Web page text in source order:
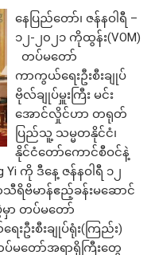
နေပြည်တော်၊ ဇန်နဝါရီ –
၁၂-၂၀၂၁ ကိုထွန်း(VOM)
တပ်မတော်
ကာကွယ်ရေးဦးစီးချုပ်
ဗိုလ်ချုပ်မှူးကြီး မင်း
အောင်လှိုင်ဟာ တရုတ်
ပြည်သူ့ သမ္မတနိုင်ငံ၊
နိုင်ငံတော်ကောင်စီဝင်နဲ့
Yi ကို ဒီနေ့ ဇန်နဝါရီ ၁၂
ရိဗိမာန်ဧည့်ခန်းမဆောင်
တပ်မတော်
ဦးစီးချုပ်ရုံး(ကြည်း)
မတော်အရာရှိကြီးတွေ